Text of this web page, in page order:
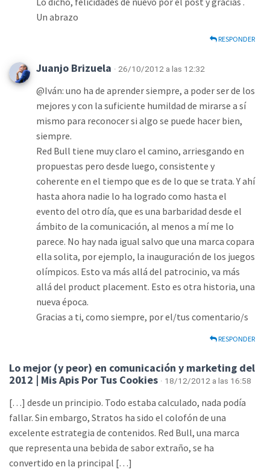
Un abrazo
RESPONDER
Juanjo Brizuela · 26/10/2012 a las 12:32
@Iván: uno ha de aprender siempre, a poder ser de los
mejores y con la suficiente humildad de mirarse a sí
mismo para reconocer si algo se puede hacer bien,
siempre.
Red Bull tiene muy claro el camino, arriesgando en
propuestas pero desde luego, consistente y
coherente en el tiempo que es de lo que se trata. Y ahí
hasta ahora nadie lo ha logrado como hasta el
evento del otro día, que es una barbaridad desde el
ámbito de la comunicación, al menos a mí me lo
parece. No hay nada igual salvo que una marca copara
ella solita, por ejemplo, la inauguración de los juegos
olímpicos. Esto va más allá del patrocinio, va más
allá del product placement. Esto es otra historia, una
nueva época.
Gracias a ti, como siempre, por el/tus comentario/s
RESPONDER
Lo mejor (y peor) en comunicación y marketing del
2012 | Mis Apis Por Tus Cookies · 18/12/2012 a las 16:58
[…] desde un principio. Todo estaba calculado, nada podía
fallar. Sin embargo, Stratos ha sido el colofón de una
excelente estrategia de contenidos. Red Bull, una marca
que representa una bebida de sabor extraño, se ha
convertido en la principal […]